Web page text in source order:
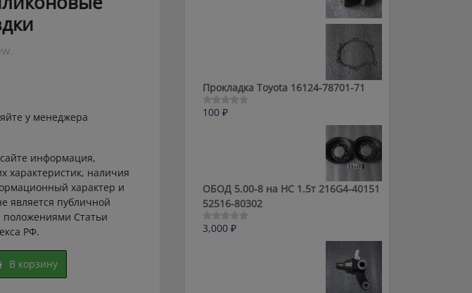
у менеджера
информация,
характеристик, наличия
характер и
является публичной
Статьи
РФ.
В корзину
Прокладка Toyota 16124-78701-71
Оценка
100 ₽
ОБОД 5.00-8 на HC 1.5т 216G4-40151
52516-80302
Оценка
3,000 ₽